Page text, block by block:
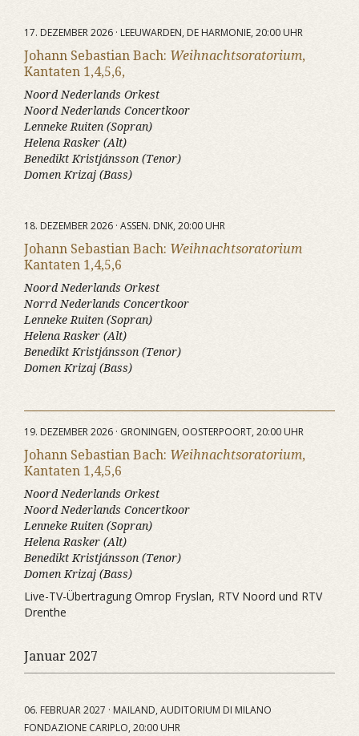
17. DEZEMBER 2026 · LEEUWARDEN, DE HARMONIE, 20:00 UHR
Johann Sebastian Bach: Weihnachtsoratorium,
Kantaten 1,4,5,6,
Noord Nederlands Orkest
Noord Nederlands Concertkoor
Lenneke Ruiten (Sopran)
Helena Rasker (Alt)
Benedikt Kristjánsson (Tenor)
Domen Krizaj (Bass)
18. DEZEMBER 2026 · ASSEN. DNK, 20:00 UHR
Johann Sebastian Bach: Weihnachtsoratorium
Kantaten 1,4,5,6
Noord Nederlands Orkest
Norrd Nederlands Concertkoor
Lenneke Ruiten (Sopran)
Helena Rasker (Alt)
Benedikt Kristjánsson (Tenor)
Domen Krizaj (Bass)
19. DEZEMBER 2026 · GRONINGEN, OOSTERPOORT, 20:00 UHR
Johann Sebastian Bach: Weihnachtsoratorium,
Kantaten 1,4,5,6
Noord Nederlands Orkest
Noord Nederlands Concertkoor
Lenneke Ruiten (Sopran)
Helena Rasker (Alt)
Benedikt Kristjánsson (Tenor)
Domen Krizaj (Bass)
Live-TV-Übertragung Omrop Fryslan, RTV Noord und RTV
Drenthe
Januar 2027
06. FEBRUAR 2027 · MAILAND, AUDITORIUM DI MILANO
FONDAZIONE CARIPLO, 20:00 UHR